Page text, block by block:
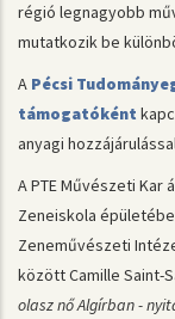
régió legnagyobb
mutatkozik be
A Pécsi
támogatóként
anyagi
A PTE Művészeti Kar
Zeneiskola
Zeneművészeti
között Camille Saint-
olasz nő Algírban -